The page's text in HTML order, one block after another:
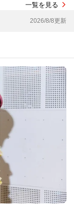
一覧を見る
2026/8/8更新